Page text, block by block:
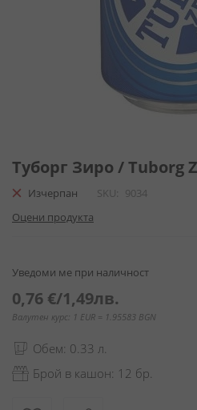
към
началото
на
галерия
със
Туборг Зиро / Tuborg
Изчерпан SKU
9034
Оцени продукта
Уведоми ме при наличност
0,76 €/1,49лв.
Валутен курс: 1 EUR = 1.95583 BGN
Обем: 0.33 л.
Брой в кашон: 12 бр.